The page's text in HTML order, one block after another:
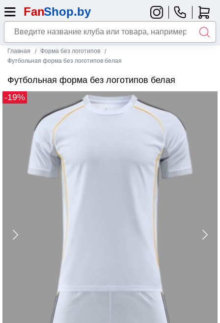
Главная
Форма без логотипов
Футбольная форма без логотипов белая
Футбольная форма без логотипов белая
-19%